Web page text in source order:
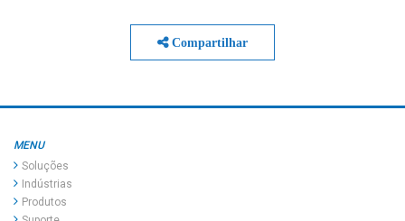
Compartilhar
MENU
Soluções
Indústrias
Produtos